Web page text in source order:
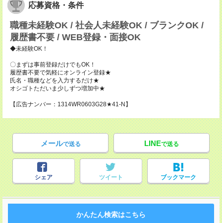
応募資格・条件
職種未経験OK / 社会人未経験OK / ブランクOK /
履歴書不要 / WEB登録・面接OK
◆未経験OK！
〇まずは事前登録だけでもOK！
履歴書不要で気軽にオンライン登録★
氏名・職種などを入力するだけ★
オシゴトただいま少しずつ増加中★
【広告ナンバー：1314WR0603G28★41-N】
メールで送る LINEで送る
シェア ツイート ブックマーク
かんたん検索はこちら